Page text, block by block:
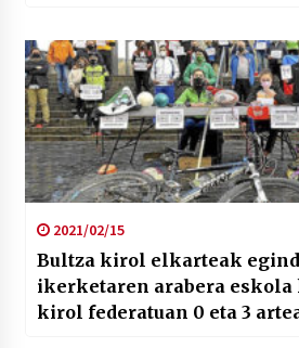
2021/02/15
Bultza kirol elkarteak
ikerketaren arabera eskola
kirol federatuan 0 eta 3